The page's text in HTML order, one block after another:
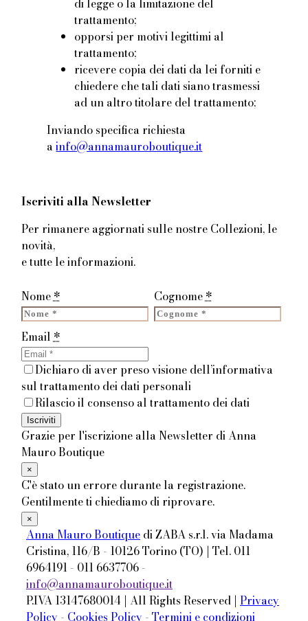
di legge o la limitazione del
trattamento;
opporsi per motivi legittimi al
trattamento;
ricevere copia dei dati da lei forniti e
chiedere che tali dati siano trasmessi
ad un altro titolare del trattamento;
Inviando specifica richiesta
ainfo@annamauroboutique.it
Iscriviti alla Newsletter
Per rimanere aggiornati sulle nostre Collezioni, le
novità,
e tutte le informazioni.
Nome* Cognome*
Email*
Dichiaro di aver preso visione dell’informativa
sul trattamento dei dati personali
Rilascio il consenso al trattamento dei dati
Iscriviti
Grazie per l'iscrizione alla Newsletter di Anna
Mauro Boutique
×
C'è stato un errore durante la registrazione.
Gentilmente ti chiediamo di riprovare.
×
Anna Mauro Boutique di ZABA s.r.l. via Madama
Cristina, 116/B - 10126 Torino (TO) | Tel. 011
6964191 - 011 6637706 -
info@annamauroboutique.it
P.IVA 13147680014 | All Rights Reserved | Privacy
Policy - Cookies Policy - Termini e condizioni